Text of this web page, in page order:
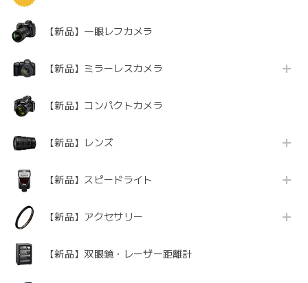
【新品】一眼レフカメラ
【新品】ミラーレスカメラ
【新品】コンパクトカメラ
【新品】レンズ
【新品】スピードライト
【新品】アクセサリー
【新品】双眼鏡・レーザー距離計